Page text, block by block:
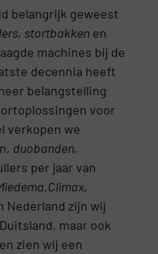
belangrijk geweest
, stortbakken en
machines bij de
decennia heeft
belangstelling
voor
verkopen we
duobanden,
per jaar van
,Climax,
Nederland zijn wij
maar ook
zien wij een